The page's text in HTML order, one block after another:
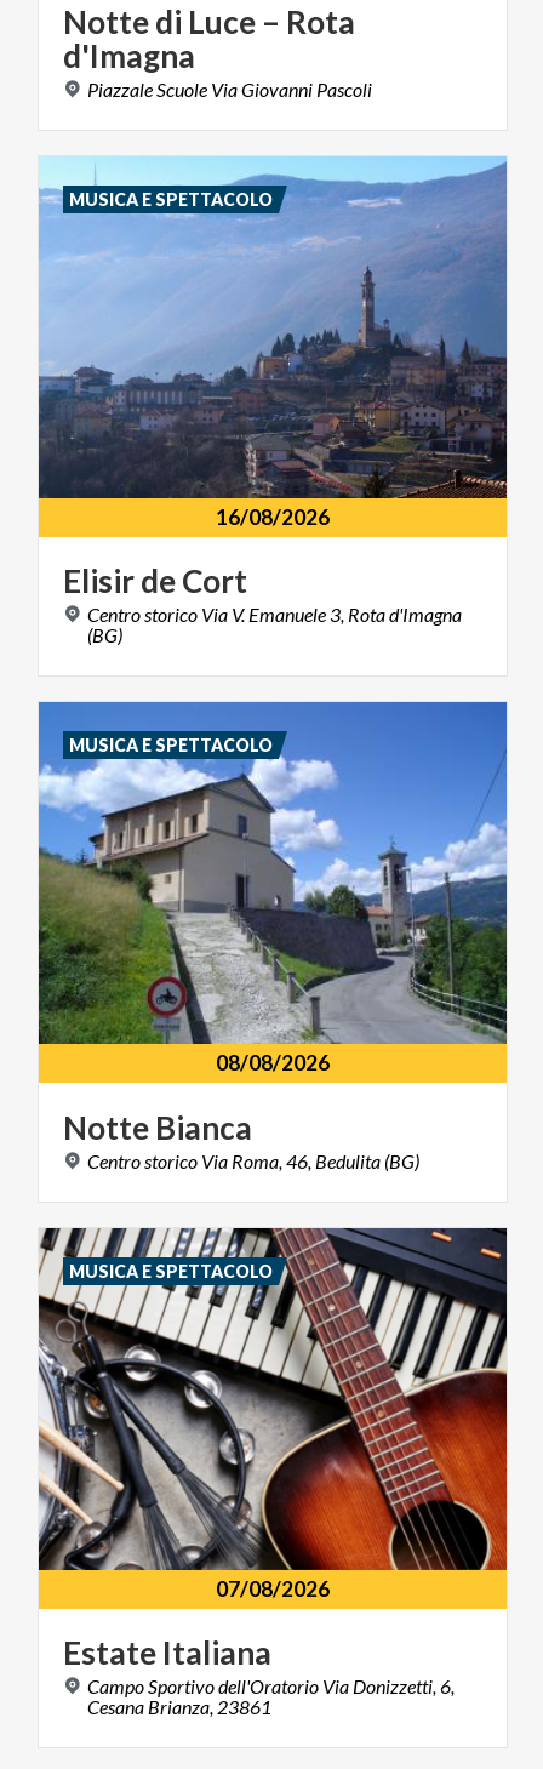
Nottedi Luce – Rota
d'Imagna
Piazzale Scuole ViaGiovanni Pascoli
16/08/2026
ElisirdeCort
Centro storico Via V. Emanuele 3, Rota d'Imagna
(BG)
MUSICA E SPETTACOLO
08/08/2026
Notte Bianca
Centro storico Via Roma, 46, Bedulita (BG)
MUSICA E SPETTACOLO
07/08/2026
Estate Italiana
Campo Sportivo dell'Oratorio Via Donizzetti, 6,
Cesana Brianza, 23861
MUSICA E SPETTACOLO